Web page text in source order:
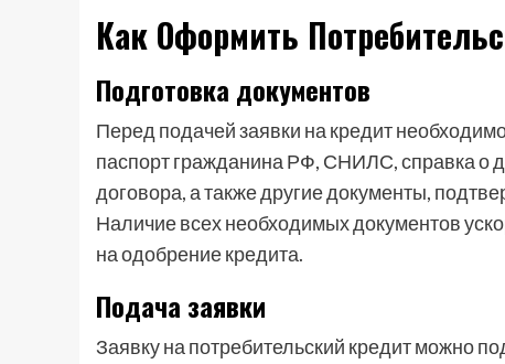
Как Оформить
Подготовка документов
Перед подачей заявки на кредит
паспорт гражданина РФ, СНИЛС, справка о
договора, а также другие документы,
Наличие всех необходимых документов
на одобрение кредита.
Подача заявки
Заявку на потребительский кредит можно